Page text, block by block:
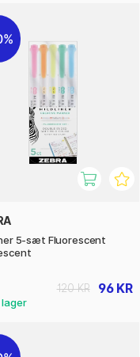
5-sæt Fluorescent
96 KR
120 KR